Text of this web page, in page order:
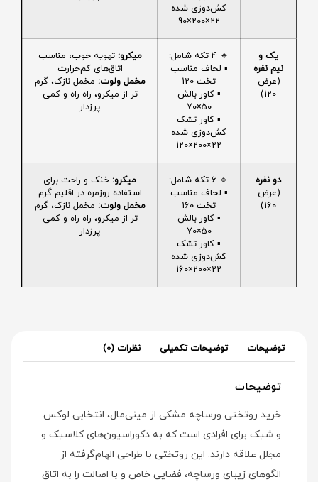
کش‌دوزی شده
22×200×90
یک و
نیم نفره
(عرض
120)
🔹 4 تکه شامل:
▪️ لحاف مناسب
تخت 120
▪️ کاور بالش
50×70
▪️ کاور تشک
کش‌دوزی شده
22×200×120
میکرو: تهویه خوب، مناسب
اتاق‌های کم‌حرارت
مخمل ولوت: مخمل نازک، گرم
تر از میکرو، راه راه و کمی
پرزدار
دو نفره
(عرض
160)
🔹 6 تکه شامل:
▪️ لحاف مناسب
تخت 160
▪️ کاور بالش
50×70
▪️ کاور تشک
کش‌دوزی شده
22×200×160
میکرو: خنک و راحت برای
استفاده روزمره در اقلیم گرم
مخمل ولوت: مخمل نازک، گرم
تر از میکرو، راه راه و کمی
پرزدار
توضیحات توضیحات تکمیلی نظرات (0)
توضیحات
خرید روتختی ورساچه مشکی از مینی‌مال، انتخابی لوکس
و شیک برای افرادی است که به دکوراسیون‌های کلاسیک و
مجلل علاقه دارند. این روتختی با طراحی الهام‌گرفته از
الگوهای زیبای ورساچه، فضایی خاص و با اصالت را به اتاق